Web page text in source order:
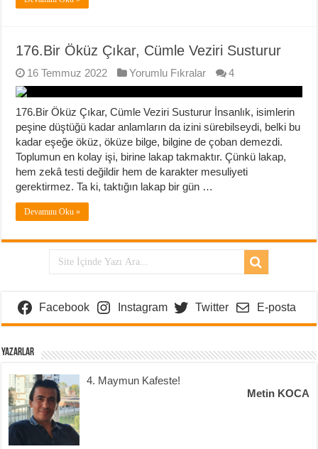
176.Bir Öküz Çıkar, Cümle Veziri Susturur
16 Temmuz 2022 Yorumlu Fıkralar 4
176.Bir Öküz Çıkar, Cümle Veziri Susturur İnsanlık, isimlerin
peşine düştüğü kadar anlamların da izini sürebilseydi, belki bu
kadar eşeğe öküz, öküze bilge, bilgine de çoban demezdi.
Toplumun en kolay işi, birine lakap takmaktır. Çünkü lakap,
hem zekâ testi değildir hem de karakter mesuliyeti
gerektirmez. Ta ki, taktığın lakap bir gün …
Devamını Oku »
Facebook Instagram Twitter E-posta
Yazarlar
4. Maymun Kafeste!
Metin KOCA